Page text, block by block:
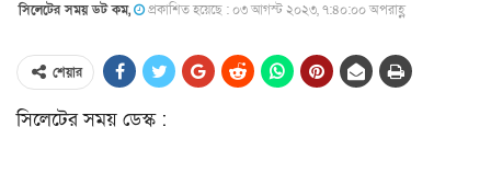
সিলেটের সময় ডট কম, প্রকাশিত হয়েছে : ০৩ আগস্ট ২০২৩, ৭:৪০:০০ অপরাহ্ণ
শেয়ার
সিলেটের সময় ডেস্ক :